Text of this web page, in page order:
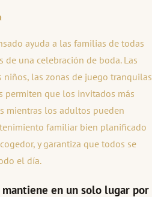
ayuda a las familias de todas
de una celebración de boda. Las
las zonas de juego tranquilas
permiten que los invitados más
mientras los adultos pueden
familiar bien planificado
y garantiza que todos se
el día.
en un solo lugar por